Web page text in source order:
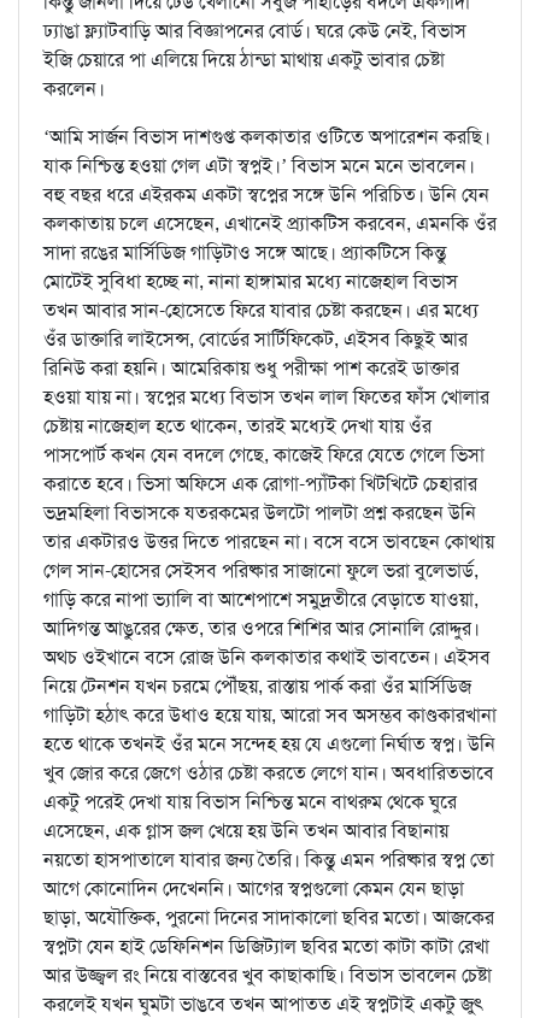
ঢ্যাঙা ফ্ল্যাটবাড়ি আর বিজ্ঞাপনের বোর্ড। ঘরে কেউ নেই, বিভাস
ইজি চেয়ারে পা এলিয়ে দিয়ে ঠান্ডা মাথায় একটু ভাবার চেষ্টা
করলেন।
‘আমি সার্জন বিভাস দাশগুপ্ত কলকাতার ওটিতে অপারেশন করছি।
যাক নিশ্চিন্ত হওয়া গেল এটা স্বপ্নই।’ বিভাস মনে মনে ভাবলেন।
বহু বছর ধরে এইরকম একটা স্বপ্নের সঙ্গে উনি পরিচিত। উনি যেন
কলকাতায় চলে এসেছেন, এখানেই প্র্যাকটিস করবেন, এমনকি ওঁর
সাদা রঙের মার্সিডিজ গাড়িটাও সঙ্গে আছে। প্র্যাকটিসে কিন্তু
মোটেই সুবিধা হচ্ছে না, নানা হাঙ্গামার মধ্যে নাজেহাল বিভাস
তখন আবার সান-হোসেতে ফিরে যাবার চেষ্টা করছেন। এর মধ্যে
ওঁর ডাক্তারি লাইসেন্স, বোর্ডের সার্টিফিকেট, এইসব কিছুই আর
রিনিউ করা হয়নি। আমেরিকায় শুধু পরীক্ষা পাশ করেই ডাক্তার
হওয়া যায় না। স্বপ্নের মধ্যে বিভাস তখন লাল ফিতের ফাঁস খোলার
চেষ্টায় নাজেহাল হতে থাকেন, তারই মধ্যেই দেখা যায় ওঁর
পাসপোর্ট কখন যেন বদলে গেছে, কাজেই ফিরে যেতে গেলে ভিসা
করাতে হবে। ভিসা অফিসে এক রোগা-প্যাঁটকা খিটখিটে চেহারার
ভদ্রমহিলা বিভাসকে যতরকমের উলটো পালটা প্রশ্ন করছেন উনি
তার একটারও উত্তর দিতে পারছেন না। বসে বসে ভাবছেন কোথায়
গেল সান-হোসের সেইসব পরিষ্কার সাজানো ফুলে ভরা বুলেভার্ড,
গাড়ি করে নাপা ভ্যালি বা আশেপাশে সমুদ্রতীরে বেড়াতে যাওয়া,
আদিগন্ত আঙুরের ক্ষেত, তার ওপরে শিশির আর সোনালি রোদ্দুর।
অথচ ওইখানে বসে রোজ উনি কলকাতার কথাই ভাবতেন। এইসব
নিয়ে টেনশন যখন চরমে পৌঁছয়, রাস্তায় পার্ক করা ওঁর মার্সিডিজ
গাড়িটা হঠাৎ করে উধাও হয়ে যায়, আরো সব অসম্ভব কাণ্ডকারখানা
হতে থাকে তখনই ওঁর মনে সন্দেহ হয় যে এগুলো নির্ঘাত স্বপ্ন। উনি
খুব জোর করে জেগে ওঠার চেষ্টা করতে লেগে যান। অবধারিতভাবে
একটু পরেই দেখা যায় বিভাস নিশ্চিন্ত মনে বাথরুম থেকে ঘুরে
এসেছেন, এক গ্লাস জল খেয়ে হয় উনি তখন আবার বিছানায়
নয়তো হাসপাতালে যাবার জন্য তৈরি। কিন্তু এমন পরিষ্কার স্বপ্ন তো
আগে কোনোদিন দেখেননি। আগের স্বপ্নগুলো কেমন যেন ছাড়া
ছাড়া, অযৌক্তিক, পুরনো দিনের সাদাকালো ছবির মতো। আজকের
স্বপ্নটা যেন হাই ডেফিনিশন ডিজিট্যাল ছবির মতো কাটা কাটা রেখা
আর উজ্জ্বল রং নিয়ে বাস্তবের খুব কাছাকাছি। বিভাস ভাবলেন চেষ্টা
করলেই যখন ঘুমটা ভাঙবে তখন আপাতত এই স্বপ্নটাই একটু জুৎ